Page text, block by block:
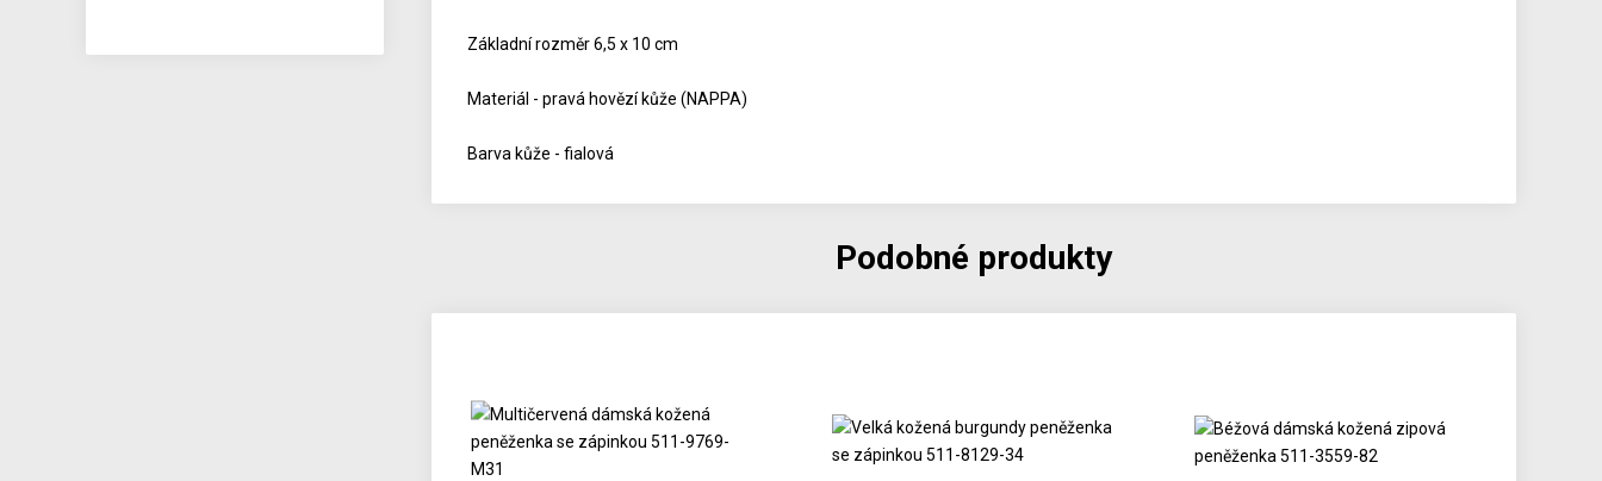
Základní rozměr 6,5 x 10 cm
Materiál - pravá hovězí kůže (NAPPA)
Barva kůže - fialová
Podobné produkty